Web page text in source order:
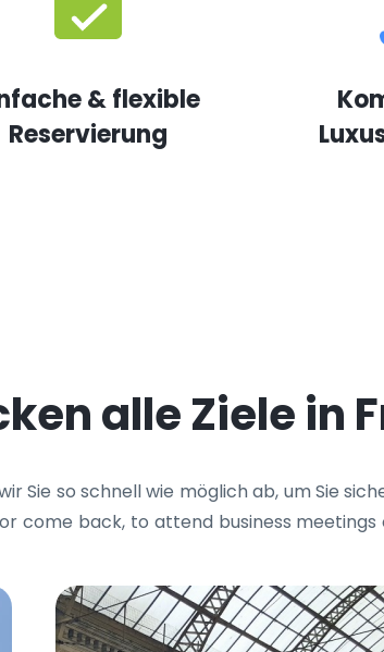
& flexible
Reservierung
alle Ziele in
Sie so schnell wie möglich ab, um Sie
come back, to attend business